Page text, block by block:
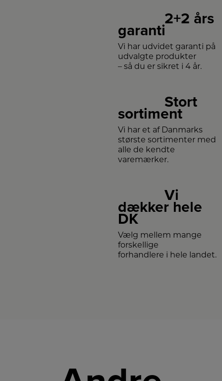
2+2 års
garanti
Vi har udvidet garanti på
udvalgte produkter
– så du er sikret i 4 år.
Stort
sortiment
Vi har et af Danmarks
største sortimenter med
alle de kendte
varemærker.
Vi
dækker hele
DK
Vælg mellem mange
forskellige
forhandlere i hele landet.